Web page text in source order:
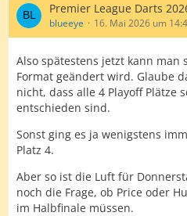
Premier League Darts
blueeye 16. Mai 2026 um
Also spätestens jetzt kann man
Format geändert wird. Glaube
nicht, dass alle 4 Playoff Plätze
entschieden sind.
Sonst ging es ja wenigstens
Platz 4.
Aber so ist die Luft für
noch die Frage, ob Price oder
im Halbfinale müssen.